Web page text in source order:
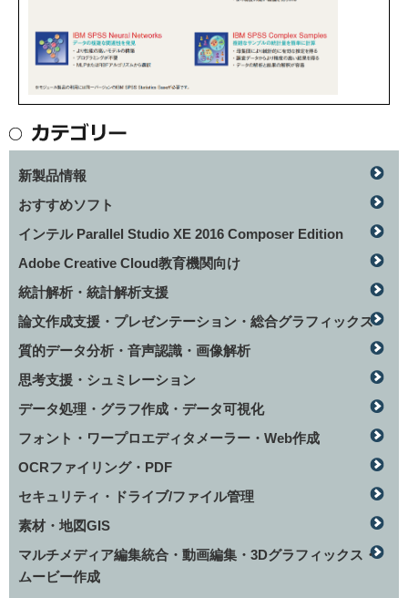
新製品情報
おすすめソフト
インテル Parallel Studio XE 2016 Composer Edition
Adobe Creative Cloud教育機関向け
統計解析・統計解析支援
論文作成支援・プレゼンテーション・総合グラフィックス
質的データ分析・音声認識・画像解析
思考支援・シュミレーション
データ処理・グラフ作成・データ可視化
フォント・ワープロエディタメーラー・Web作成
OCRファイリング・PDF
セキュリティ・ドライブ/ファイル管理
素材・地図GIS
マルチメディア編集統合・動画編集・3Dグラフィックス・
ムービー作成